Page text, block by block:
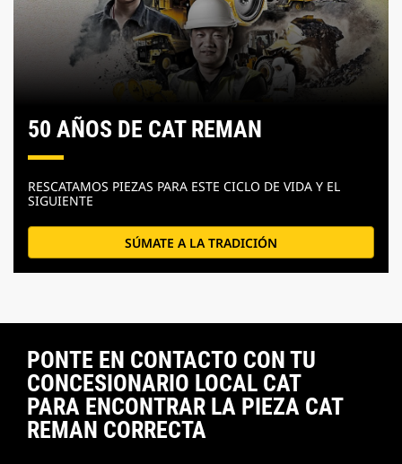
50 AÑOS DE CAT REMAN
RESCATAMOS PIEZAS PARA ESTE CICLO DE VIDA Y EL
SIGUIENTE
SÚMATE A LA TRADICIÓN
PONTE EN CONTACTO CON TU
CONCESIONARIO LOCAL CAT
PARA ENCONTRAR LA PIEZA CAT
REMAN CORRECTA